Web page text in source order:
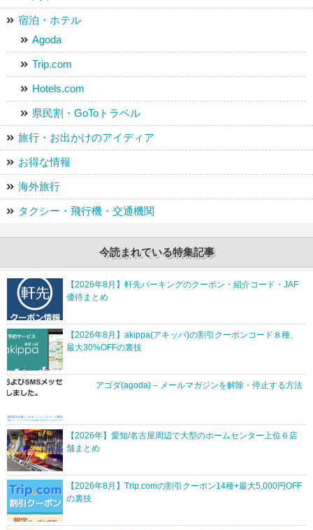
宿泊・ホテル
Agoda
Trip.com
Hotels.com
県民割・GoToトラベル
旅行・お出かけのアイディア
お得な情報
海外旅行
タクシー・飛行機・交通機関
今読まれている特集記事
【2026年8月】軒先パーキングのクーポン・紹介コード・JAF
優待まとめ
【2026年8月】akippa(アキッパ)の割引クーポンコード８種、
最大30%OFFの裏技
アゴダ(agoda) – メールマガジンを解除・停止する方法
【2026年】愛知/名古屋周辺で大型のホームセンター上位６店
舗まとめ
【2026年8月】Trip.comの割引クーポン14種+最大5,000円OFF
の裏技